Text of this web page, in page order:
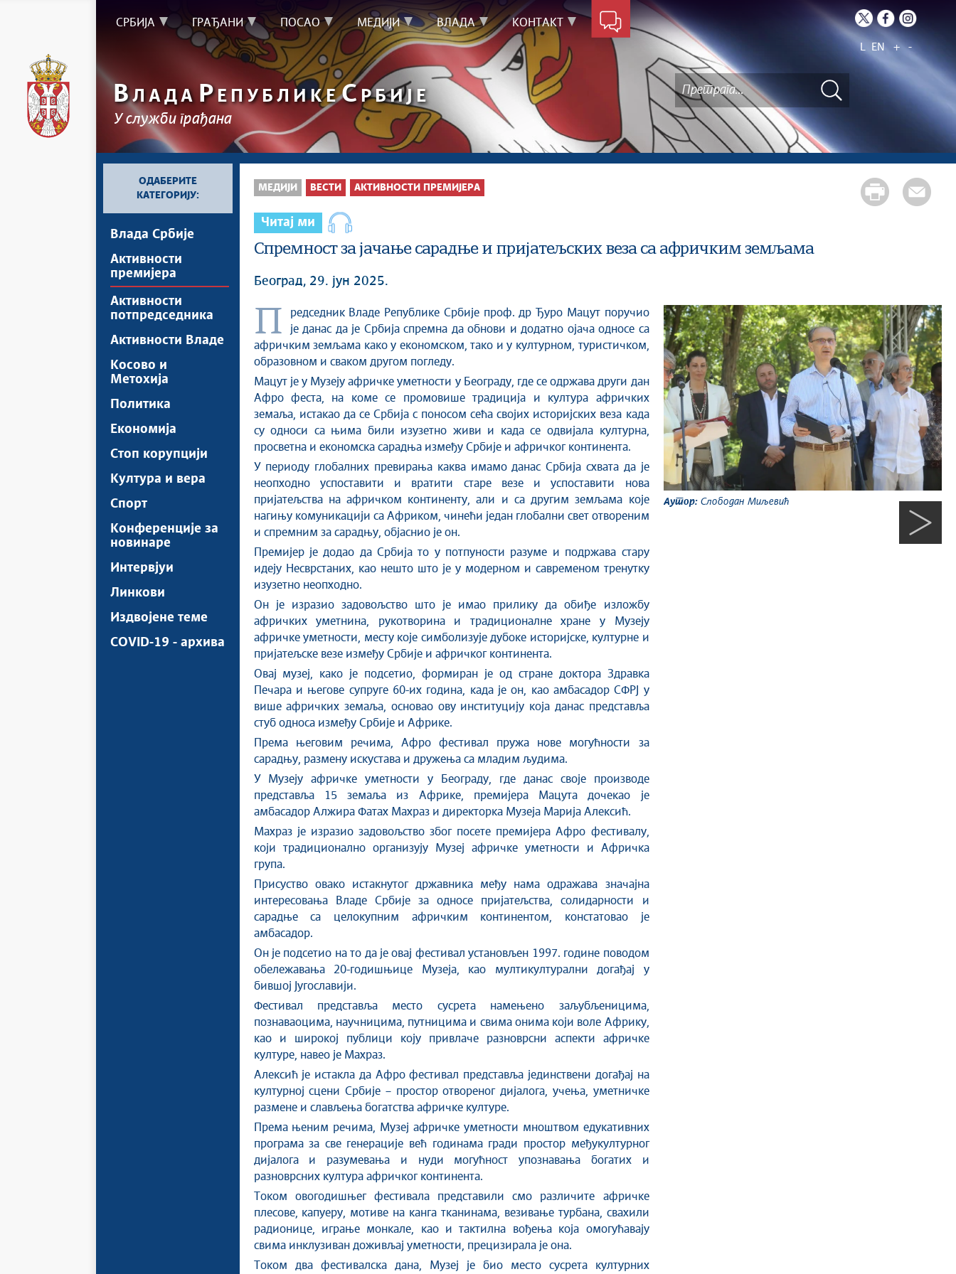
СРБИЈА ГРАЂАНИ ПОСАО МЕДИЈИ ВЛАДА КОНТАКТ
L EN + -
ВЛАДА Р ЕПУБЛИКЕС РБИЈЕ
У служби грађана
ОДАБЕРИТЕ
КАТЕГОРИЈУ:
Влада Србије
Активности
премијера
Активности
потпредседника
Активности Владе
Косово и
Метохија
Политика
Економија
Стоп корупцији
Култура и вера
Спорт
Конференције за
новинаре
Интервјуи
Линкови
Издвојене теме
COVID-19 - архива
МЕДИЈИ ВЕСТИ АКТИВНОСТИ ПРЕМИЈЕРА
Читај ми
Спремност за јачање сарадње и пријатељских веза са афричким земљама
Београд, 29. јун 2025.
Председник Владе Републике Србије проф. др Ђуро Мацут поручио
је данас да је Србија спремна да обнови и додатно ојача односе са
афричким земљама како у економском, тако и у културном, туристичком,
образовном и сваком другом погледу.
Мацут је у Музеју афричке уметности у Београду, где се одржава други дан
Афро феста, на коме се промовише традиција и култура афричких
земаља, истакао да се Србија с поносом сећа својих историјских веза када
су односи са њима били изузетно живи и када се одвијала културна,
просветна и економска сарадња између Србије и афричког континента.
У периоду глобалних превирања каква имамо данас Србија схвата да је
неопходно успоставити и вратити старе везе и успоставити нова
пријатељства на афричком континенту, али и са другим земљама које
нагињу комуникацији са Африком, чинећи један глобални свет отвореним
и спремним за сарадњу, објаснио је он.
Премијер је додао да Србија то у потпуности разуме и подржава стару
идеју Несврстаних, као нешто што је у модерном и савременом тренутку
изузетно неопходно.
Он је изразио задовољство што је имао прилику да обиђе изложбу
афричких уметнина, рукотворина и традиционалне хране у Музеју
афричке уметности, месту које симболизује дубоке историјске, културне и
пријатељске везе између Србије и афричког континента.
Овај музеј, како је подсетио, формиран је од стране доктора Здравка
Печара и његове супруге 60-их година, када је он, као амбасадор СФРЈ у
више афричких земаља, основао ову институцију која данас представља
стуб односа између Србије и Африке.
Према његовим речима, Афро фестивал пружа нове могућности за
сарадњу, размену искустава и дружења са младим људима.
У Музеју афричке уметности у Београду, где данас своје производе
представља 15 земаља из Африке, премијера Мацута дочекао је
амбасадор Алжира Фатах Махраз и директорка Музеја Марија Алексић.
Махраз је изразио задовољство због посете премијера Афро фестивалу,
који традиционално организују Музеј афричке уметности и Афричка
група.
Присуство овако истакнутог државника међу нама одражава значајна
интересовања Владе Србије за односе пријатељства, солидарности и
сарадње са целокупним афричким континентом, констатовао је
амбасадор.
Он је подсетио на то да је овај фестивал установљен 1997. године поводом
обележавања 20-годишњице Музеја, као мултикултурални догађај у
бившој Југославији.
Фестивал представља место сусрета намењено заљубљеницима,
познаваоцима, научницима, путницима и свима онима који воле Африку,
као и широкој публици коју привлаче разноврсни аспекти афричке
културе, навео је Махраз.
Алексић је истакла да Афро фестивал представља јединствени догађај на
културној сцени Србије – простор отвореног дијалога, учења, уметничке
размене и слављења богатства афричке културе.
Према њеним речима, Музеј афричке уметности мноштвом едукативних
програма за све генерације већ годинама гради простор међукултурног
дијалога и разумевања и нуди могућност упознавања богатих и
разноврсних култура афричког континента.
Током овогодишњег фестивала представили смо различите афричке
плесове, капуеру, мотиве на канга тканинама, везивање турбана, свахили
радионице, играње монкале, као и тактилна вођења која омогућавају
свима инклузиван доживљај уметности, прецизирала је она.
Током два фестивалска дана, Музеј је био место сусрета културних
Аутор: Слободан Миљевић